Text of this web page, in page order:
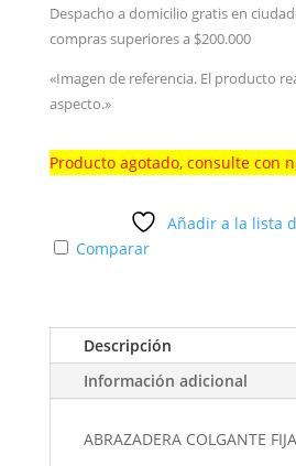
Despacho a domicilio gratis en
compras superiores a $200.000
«Imagen de referencia. El producto
aspecto.»
Producto agotado, consulte con
Añadir a la lista
Comparar
Descripción
Información adicional
ABRAZADERA COLGANTE